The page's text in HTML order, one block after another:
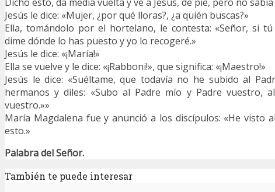
Jesús le dice: «Mujer, ¿por qué lloras?, ¿a quién buscas?»
Ella, tomándolo por el hortelano, le contesta: «Señor, si
dime dónde lo has puesto y yo lo recogeré.»
Jesús le dice: «¡María!»
Ella se vuelve y le dice: «¡Rabboni!», que significa: «¡Maestro!»
Jesús le dice: «Suéltame, que todavía no he subido al
hermanos y diles: «Subo al Padre mío y Padre vuestro,
vuestro.»»
María Magdalena fue y anunció a los discípulos: «He visto
esto.»
Palabra del Señor.
También te puede interesar